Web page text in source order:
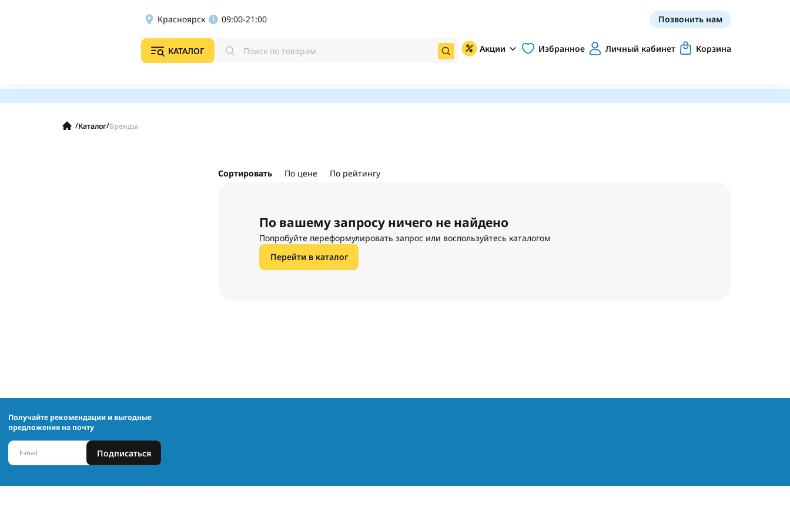
Красноярск 09:00-21:00 Позвонить нам
КАТАЛОГ Акции Избранное Личный кабинет Корзина
/Каталог/Бренды
Сортировать По цене По рейтингу
По вашему запросу ничего не найдено
Попробуйте переформулировать запрос или воспользуйтесь каталогом
Перейти в каталог
Получайте рекомендации и выгодные
предложения на почту
Подписаться